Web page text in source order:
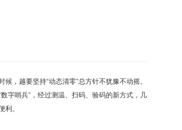
，越要坚持“动态清零”总方针不犹豫不动摇。
字哨兵”，经过测温、扫码、验码的新方式，几
利。